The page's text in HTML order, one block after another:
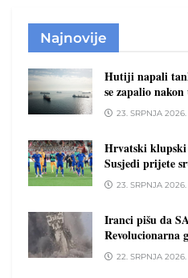
Najnovije
Hutiji napali
se zapalio
23. SRPNJA 2026.
Hrvatski
Susjedi prijete
23. SRPNJA 2026.
Iranci pišu da
Revolucionarna
22. SRPNJA 2026.